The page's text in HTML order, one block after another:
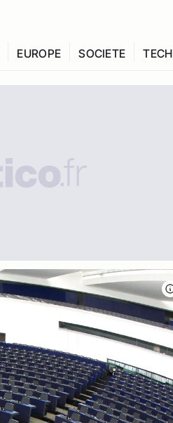
EUROPE SOCIETE